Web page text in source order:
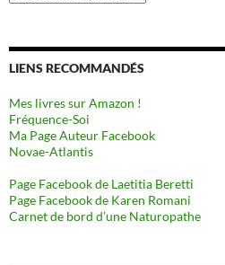
LIENS RECOMMANDÉS
Mes livres sur Amazon !
Fréquence-Soi
Ma Page Auteur Facebook
Novae-Atlantis
Page Facebook de Laetitia Beretti
Page Facebook de Karen Romani
Carnet de bord d’une Naturopathe